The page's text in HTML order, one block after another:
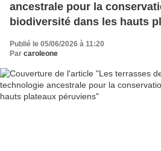
ancestrale pour la
biodiversité dans les hauts
Publié le 05/06/2026 à 11:20
Par caroleone